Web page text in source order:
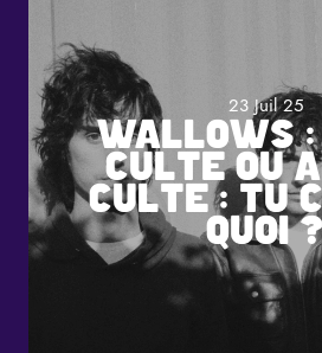
23 Juil 25
WALLOWS :
CULTE OU
CULTE : TU
QUOI